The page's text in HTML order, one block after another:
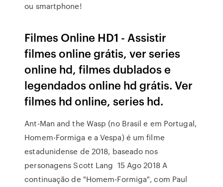
ou smartphone!
Filmes Online HD1 - Assistir
filmes online grátis, ver series
online hd, filmes dublados e
legendados online hd grátis. Ver
filmes hd online, series hd.
Ant-Man and the Wasp (no Brasil e em Portugal,
Homem-Formiga e a Vespa) é um filme
estadunidense de 2018, baseado nos
personagens Scott Lang 15 Ago 2018 A
continuação de "Homem-Formiga", com Paul